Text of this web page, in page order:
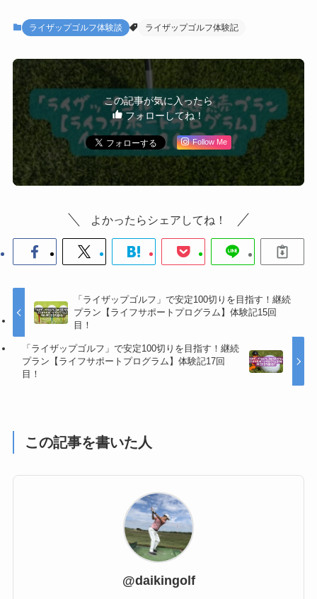
ライザップゴルフ体験談 ライザップゴルフ体験記
この記事が気に入ったら
フォローしてね！
Follow Me
よかったらシェアしてね！
「ライザップゴルフ」で安定100切りを目指す！継続
プラン【ライフサポートプログラム】体験記15回
目！
「ライザップゴルフ」で安定100切りを目指す！継続
プラン【ライフサポートプログラム】体験記17回
目！
この記事を書いた人
@daikingolf